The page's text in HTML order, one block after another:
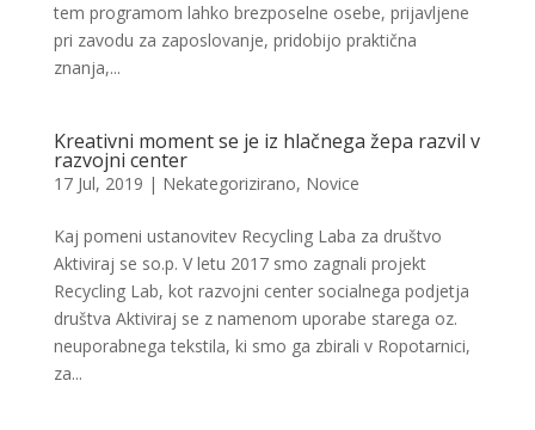
tem programom lahko brezposelne osebe, prijavljene
pri zavodu za zaposlovanje, pridobijo praktična
znanja,...
Kreativni moment se je iz hlačnega žepa razvil v
razvojni center
17 Jul, 2019 | Nekategorizirano, Novice
Kaj pomeni ustanovitev Recycling Laba za društvo
Aktiviraj se so.p. V letu 2017 smo zagnali projekt
Recycling Lab, kot razvojni center socialnega podjetja
društva Aktiviraj se z namenom uporabe starega oz.
neuporabnega tekstila, ki smo ga zbirali v Ropotarnici,
za...